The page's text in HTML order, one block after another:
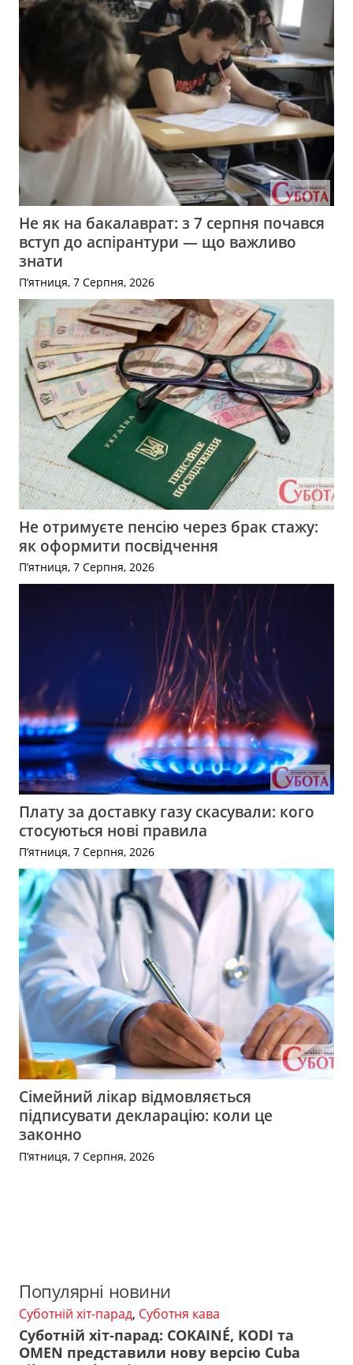
Не як на бакалаврат: з 7 серпня почався
вступ до аспірантури — що важливо
знати
П’ятниця, 7 Серпня, 2026
Не отримуєте пенсію через брак стажу:
як оформити посвідчення
П’ятниця, 7 Серпня, 2026
Плату за доставку газу скасували: кого
стосуються нові правила
П’ятниця, 7 Серпня, 2026
Сімейний лікар відмовляється
підписувати декларацію: коли це
законно
П’ятниця, 7 Серпня, 2026
Популярні новини
Суботній хіт-парад, Суботня кава
Суботній хіт-парад: COKAINÉ, KODI та
OMEN представили нову версію Cuba